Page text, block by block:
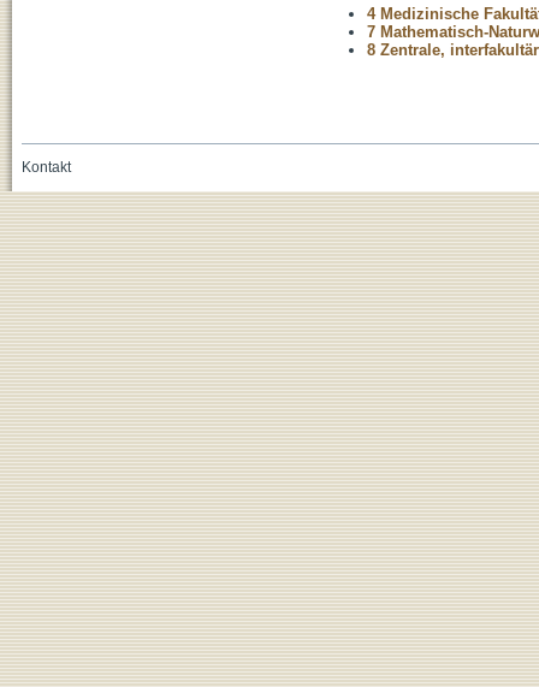
4 Medizinische
7 Mathematisch-
8 Zentrale,
Kontakt